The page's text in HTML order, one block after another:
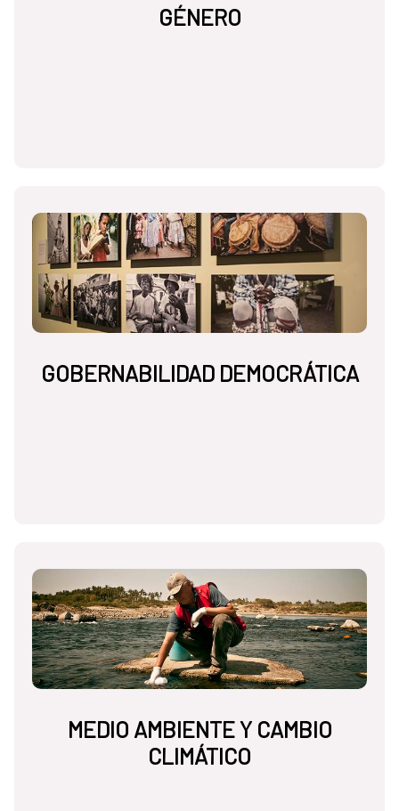
GÉNERO
GOBERNABILIDAD DEMOCRÁTICA
MEDIO AMBIENTE Y CAMBIO
CLIMÁTICO